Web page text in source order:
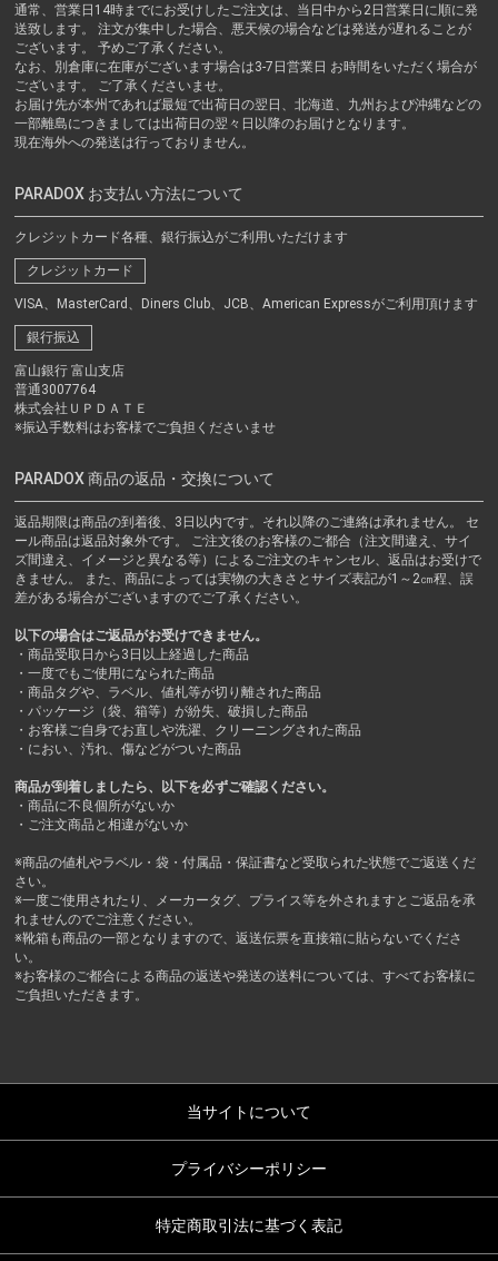
通常、営業日14時までにお受けしたご注文は、当日中から2日営業日に順に発
送致します。 注文が集中した場合、悪天候の場合などは発送が遅れることが
ございます。 予めご了承ください。
なお、別倉庫に在庫がございます場合は3-7日営業日 お時間をいただく場合が
ございます。 ご了承くださいませ。
お届け先が本州であれば最短で出荷日の翌日、北海道、九州および沖縄などの
一部離島につきましては出荷日の翌々日以降のお届けとなります。
現在海外への発送は行っておりません。
PARADOX お支払い方法について
クレジットカード各種、銀行振込がご利用いただけます
クレジットカード
VISA、MasterCard、Diners Club、JCB、American Expressがご利用頂けます
銀行振込
富山銀行 富山支店
普通3007764
株式会社ＵＰＤＡＴＥ
※振込手数料はお客様でご負担くださいませ
PARADOX 商品の返品・交換について
返品期限は商品の到着後、3日以内です。それ以降のご連絡は承れません。 セ
ール商品は返品対象外です。 ご注文後のお客様のご都合（注文間違え、サイ
ズ間違え、イメージと異なる等）によるご注文のキャンセル、返品はお受けで
きません。 また、商品によっては実物の大きさとサイズ表記が1～2㎝程、誤
差がある場合がございますのでご了承ください。
以下の場合はご返品がお受けできません。
・商品受取日から3日以上経過した商品
・一度でもご使用になられた商品
・商品タグや、ラベル、値札等が切り離された商品
・パッケージ（袋、箱等）が紛失、破損した商品
・お客様ご自身でお直しや洗濯、クリーニングされた商品
・におい、汚れ、傷などがついた商品
商品が到着しましたら、以下を必ずご確認ください。
・商品に不良個所がないか
・ご注文商品と相違がないか
※商品の値札やラベル・袋・付属品・保証書など受取られた状態でご返送くだ
さい。
※一度ご使用されたり、メーカータグ、プライス等を外されますとご返品を承
れませんのでご注意ください。
※靴箱も商品の一部となりますので、返送伝票を直接箱に貼らないでくださ
い。
※お客様のご都合による商品の返送や発送の送料については、すべてお客様に
ご負担いただきます。
当サイトについて
プライバシーポリシー
特定商取引法に基づく表記